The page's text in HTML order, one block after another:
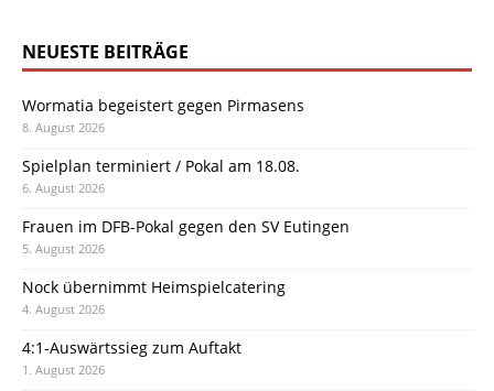
NEUESTE BEITRÄGE
Wormatia begeistert gegen Pirmasens
8. August 2026
Spielplan terminiert / Pokal am 18.08.
6. August 2026
Frauen im DFB-Pokal gegen den SV Eutingen
5. August 2026
Nock übernimmt Heimspielcatering
4. August 2026
4:1-Auswärtssieg zum Auftakt
1. August 2026